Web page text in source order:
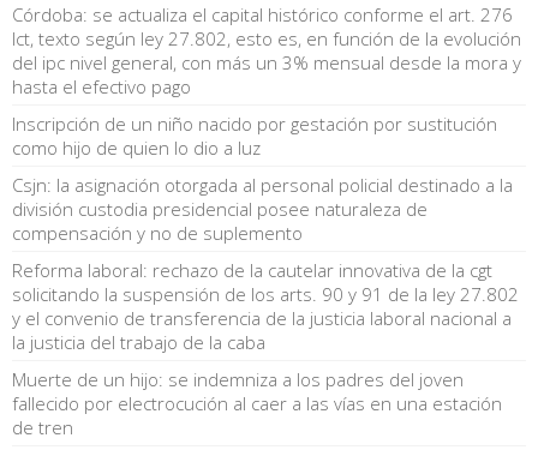
Córdoba: se actualiza el capital histórico conforme el art. 276
lct, texto según ley 27.802, esto es, en función de la evolución
del ipc nivel general, con más un 3% mensual desde la mora y
hasta el efectivo pago
Inscripción de un niño nacido por gestación por sustitución
como hijo de quien lo dio a luz
Csjn: la asignación otorgada al personal policial destinado a la
división custodia presidencial posee naturaleza de
compensación y no de suplemento
Reforma laboral: rechazo de la cautelar innovativa de la cgt
solicitando la suspensión de los arts. 90 y 91 de la ley 27.802
y el convenio de transferencia de la justicia laboral nacional a
la justicia del trabajo de la caba
Muerte de un hijo: se indemniza a los padres del joven
fallecido por electrocución al caer a las vías en una estación
de tren